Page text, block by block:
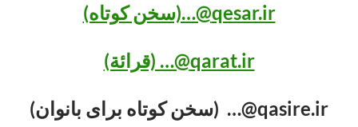
qesar.ir@…(سخن کوتاه)
qarat.ir@… (قرائة)
qasire.ir@… (سخن کوتاه برای بانوان)